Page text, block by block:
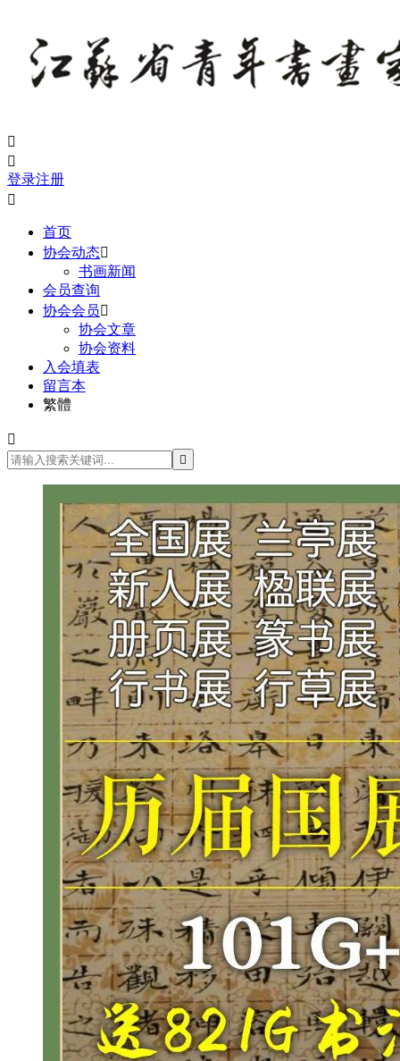


登录注册

首页
协会动态
书画新闻
会员查询
协会会员
协会文章
协会资料
入会填表
留言本
繁體

